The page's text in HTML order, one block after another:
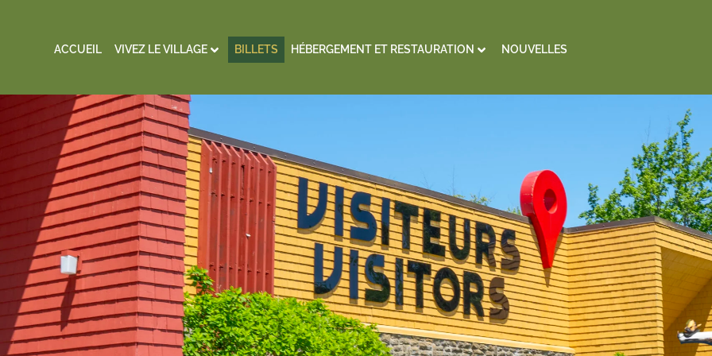
ACCUEIL VIVEZ LE VILLAGE BILLETS HÉBERGEMENT ET RESTAURATION NOUVELLES